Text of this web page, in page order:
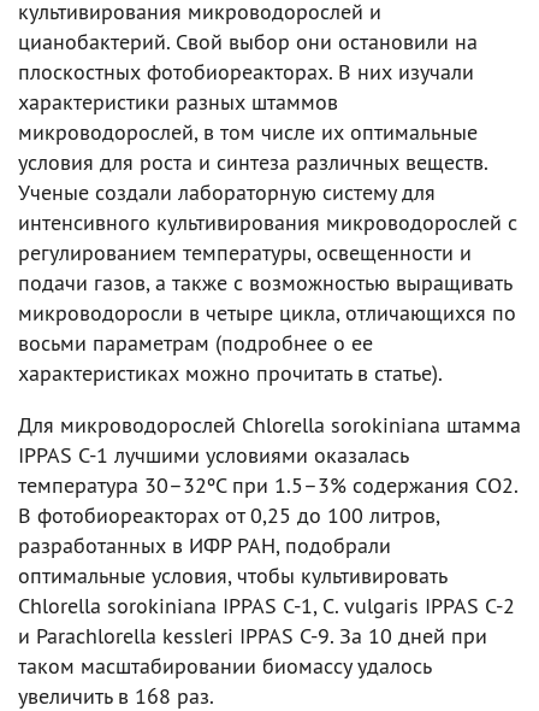
культивирования микроводорослей и
цианобактерий. Свой выбор они остановили на
плоскостных фотобиореакторах. В них изучали
характеристики разных штаммов
микроводорослей, в том числе их оптимальные
условия для роста и синтеза различных веществ.
Ученые создали лабораторную систему для
интенсивного культивирования микроводорослей с
регулированием температуры, освещенности и
подачи газов, а также с возможностью выращивать
микроводоросли в четыре цикла, отличающихся по
восьми параметрам (подробнее о ее
характеристиках можно прочитать в статье).
Для микроводорослей Chlorella sorokiniana штамма
IPPAS C-1 лучшими условиями оказалась
температура 30–32ºС при 1.5–3% содержания CO2.
В фотобиореакторах от 0,25 до 100 литров,
разработанных в ИФР РАН, подобрали
оптимальные условия, чтобы культивировать
Chlorella sorokiniana IPPAS С-1, C. vulgaris IPPAS C-2
и Parachlorella kessleri IPPAS C-9. За 10 дней при
таком масштабировании биомассу удалось
увеличить в 168 раз.